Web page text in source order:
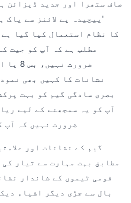
صاف ستھرا اور جدید ڈیزائن
پیچیدہ پے لائنز سے پاک
مطلب ہے کہ آپ کو جیت
نشانات کا کہیں بھی
بصری سادگی گیم کو بہت
آپ کو یہ سمجھنے کے لیے
ضرورت نہیں کہ آپ
گیم کے نشانات اور
مطابق بہت مہارت سے تیار
قومی ٹیموں کے شاندار
بال سے جڑی دیگر اشیاء